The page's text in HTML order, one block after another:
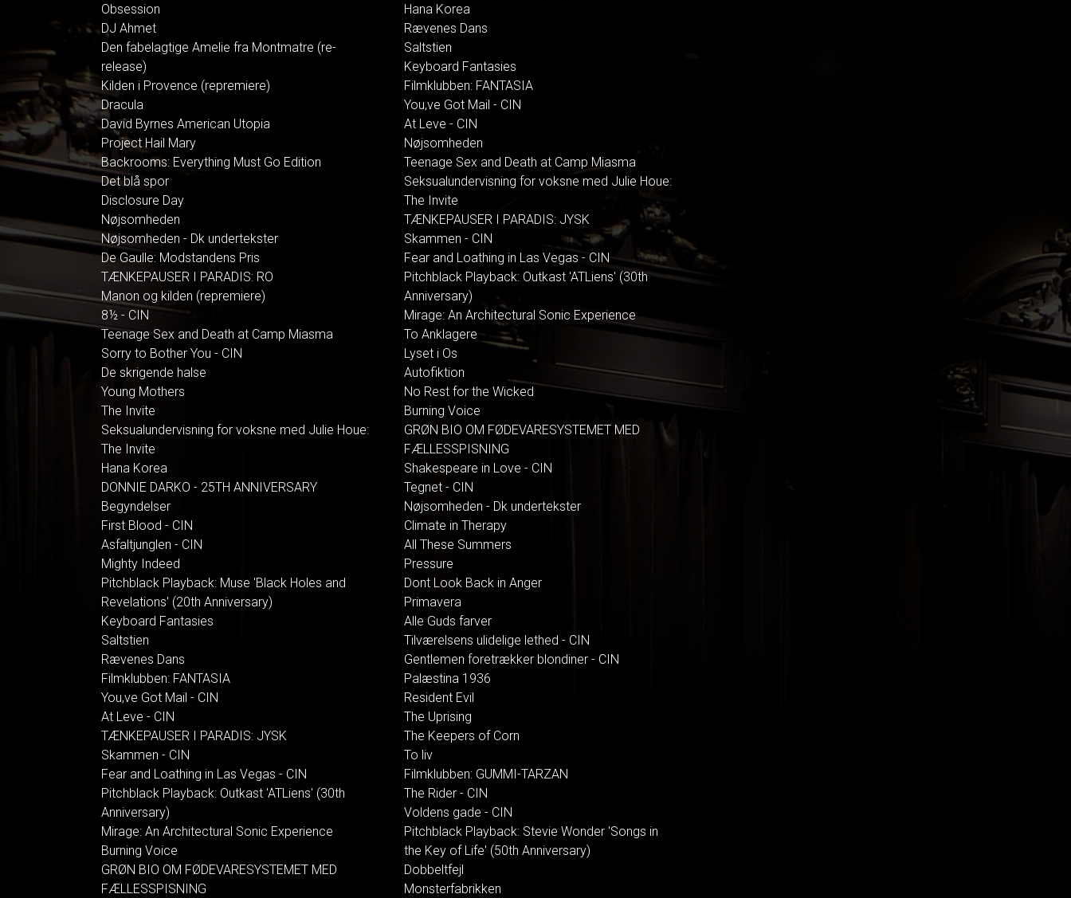
Obsession
DJ Ahmet
Den fabelagtige Amelie fra Montmatre (re-
release)
Kilden i Provence (repremiere)
Dracula
David Byrnes American Utopia
Project Hail Mary
Backrooms: Everything Must Go Edition
Det blå spor
Disclosure Day
Nøjsomheden
Nøjsomheden - Dk undertekster
De Gaulle: Modstandens Pris
TÆNKEPAUSER I PARADIS: RO
Manon og kilden (repremiere)
8½ - CIN
Teenage Sex and Death at Camp Miasma
Sorry to Bother You - CIN
De skrigende halse
Young Mothers
The Invite
Seksualundervisning for voksne med Julie Houe:
The Invite
Hana Korea
DONNIE DARKO - 25TH ANNIVERSARY
Begyndelser
First Blood - CIN
Asfaltjunglen - CIN
Mighty Indeed
Pitchblack Playback: Muse 'Black Holes and
Revelations' (20th Anniversary)
Keyboard Fantasies
Saltstien
Rævenes Dans
Filmklubben: FANTASIA
You,ve Got Mail - CIN
At Leve - CIN
TÆNKEPAUSER I PARADIS: JYSK
Skammen - CIN
Fear and Loathing in Las Vegas - CIN
Pitchblack Playback: Outkast 'ATLiens' (30th
Anniversary)
Mirage: An Architectural Sonic Experience
Burning Voice
GRØN BIO OM FØDEVARESYSTEMET MED
FÆLLESSPISNING
Hana Korea
Rævenes Dans
Saltstien
Keyboard Fantasies
Filmklubben: FANTASIA
You,ve Got Mail - CIN
At Leve - CIN
Nøjsomheden
Teenage Sex and Death at Camp Miasma
Seksualundervisning for voksne med Julie Houe:
The Invite
TÆNKEPAUSER I PARADIS: JYSK
Skammen - CIN
Fear and Loathing in Las Vegas - CIN
Pitchblack Playback: Outkast 'ATLiens' (30th
Anniversary)
Mirage: An Architectural Sonic Experience
To Anklagere
Lyset i Os
Autofiktion
No Rest for the Wicked
Burning Voice
GRØN BIO OM FØDEVARESYSTEMET MED
FÆLLESSPISNING
Shakespeare in Love - CIN
Tegnet - CIN
Nøjsomheden - Dk undertekster
Climate in Therapy
All These Summers
Pressure
Dont Look Back in Anger
Primavera
Alle Guds farver
Tilværelsens ulidelige lethed - CIN
Gentlemen foretrækker blondiner - CIN
Palæstina 1936
Resident Evil
The Uprising
The Keepers of Corn
To liv
Filmklubben: GUMMI-TARZAN
The Rider - CIN
Voldens gade - CIN
Pitchblack Playback: Stevie Wonder 'Songs in
the Key of Life' (50th Anniversary)
Dobbeltfejl
Monsterfabrikken